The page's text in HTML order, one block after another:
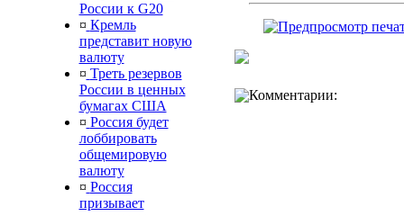
России к G20
¤ Кремль
представит новую
валюту
¤ Треть резервов
России в ценных
бумагах США
¤ Россия будет
лоббировать
общемировую
валюту
¤ Россия
призывает
Комментарии: